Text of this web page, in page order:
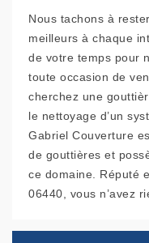
Nous tachons à
meilleurs à chaque
de votre temps pour
toute occasion de
cherchez une
le nettoyage d’un
Gabriel Couverture
de gouttières et
ce domaine. Réputé
06440, vous n’avez